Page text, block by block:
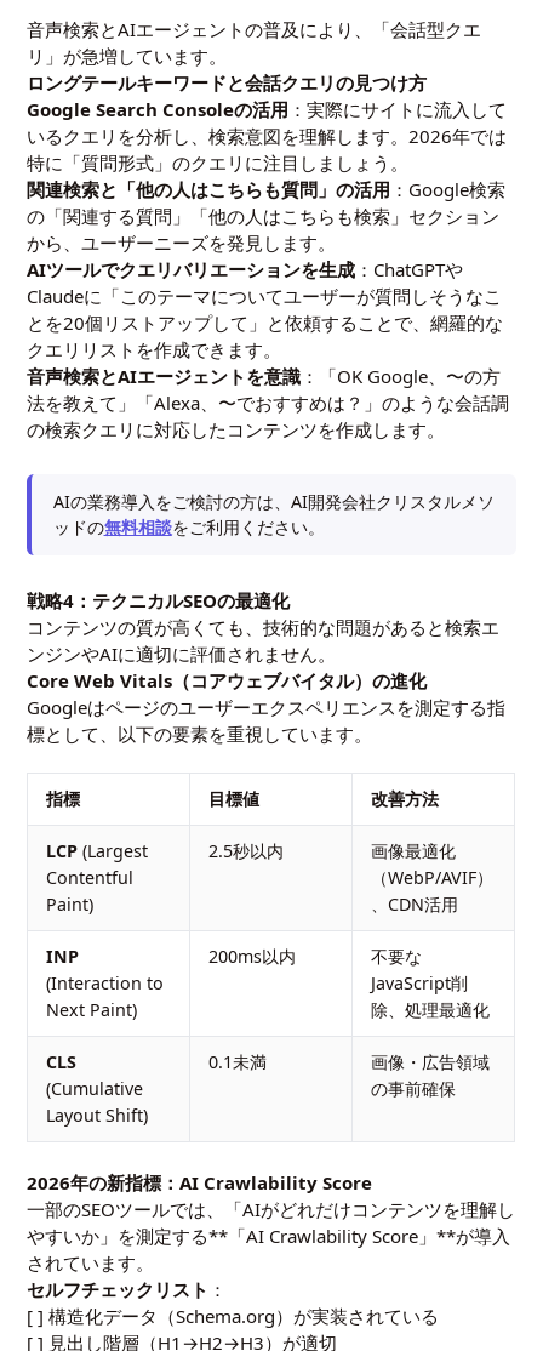
音声検索とAIエージェントの普及により、「会話型クエ
リ」が急増しています。
ロングテールキーワードと会話クエリの見つけ方
Google Search Consoleの活用 ：実際にサイトに流入して
いるクエリを分析し、検索意図を理解します。2026年では
特に「質問形式」のクエリに注目しましょう。
関連検索と「他の人はこちらも質問」の活用 ：Google検索
の「関連する質問」「他の人はこちらも検索」セクション
から、ユーザーニーズを発見します。
AIツールでクエリバリエーションを生成 ：ChatGPTや
Claudeに「このテーマについてユーザーが質問しそうなこ
とを20個リストアップして」と依頼することで、網羅的な
クエリリストを作成できます。
音声検索とAIエージェントを意識 ：「OK Google、〜の方
法を教えて」「Alexa、〜でおすすめは？」のような会話調
の検索クエリに対応したコンテンツを作成します。
AIの業務導入をご検討の方は、AI開発会社クリスタルメソ
ッドの無料相談をご利用ください。
戦略4：テクニカルSEOの最適化
コンテンツの質が高くても、技術的な問題があると検索エ
ンジンやAIに適切に評価されません。
Core Web Vitals（コアウェブバイタル）の進化
Googleはページのユーザーエクスペリエンスを測定する指
標として、以下の要素を重視しています。
指標 目標値 改善方法
LCP(Largest
Contentful
Paint)
2.5秒以内
画像最適化
（WebP/AVIF）
、CDN活用
INP
(Interaction to
Next Paint)
200ms以内
不要な
JavaScript削
除、処理最適化
CLS
(Cumulative
Layout Shift)
0.1未満
画像・広告領域
の事前確保
2026年の新指標：AI Crawlability Score
一部のSEOツールでは、「AIがどれだけコンテンツを理解し
やすいか」を測定する**「AI Crawlability Score」**が導入
されています。
セルフチェックリスト ：
[ ] 構造化データ（Schema.org）が実装されている
[ ] 見出し階層（H1→H2→H3）が適切